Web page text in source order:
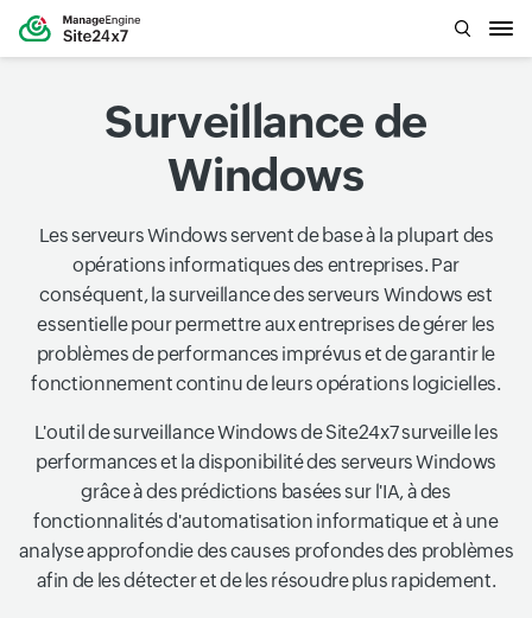
Surveillance de
Windows
Les serveurs Windows servent de base à la plupart des
opérations informatiques des entreprises. Par
conséquent, la surveillance des serveurs Windows est
essentielle pour permettre aux entreprises de gérer les
problèmes de performances imprévus et de garantir le
fonctionnement continu de leurs opérations logicielles.
L'outil de surveillance Windows de Site24x7 surveille les
performances et la disponibilité des serveurs Windows
grâce à des prédictions basées sur l'IA, à des
fonctionnalités d'automatisation informatique et à une
analyse approfondie des causes profondes des problèmes
afin de les détecter et de les résoudre plus rapidement.